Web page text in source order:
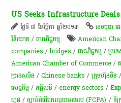
US Seeks Infrastructure
ថ្ងៃទី ៧ ខែវិច្ឆិកា ឆ្នាំ២០១៣ ខេមបូឌា
វិនិយោគ /ពាណិជ្ជកម្ម American
companies /bridges /ពាណិជ្ជកម្ម /ប្រទ
American Chamber of Commerce /
ប្រទេសចិន /Chinese banks /ក្រុមហ៊ុន​ចិន
សេដ្ឋកិច្ច /អគ្គិសនី / energy sectors /
ហ្វដ /ច្បាប់​អំពើពុករលួយ​បរទេស​ (​F​C​P​A​) /ទី